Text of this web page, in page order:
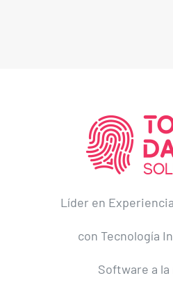
Líder en
con Tecnología
Software a la